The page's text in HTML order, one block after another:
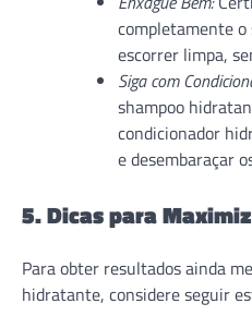
completamente o
escorrer limpa,
Siga com
shampoo
condicionador
e desembaraçar
5. Dicas para
Para obter resultados ainda
hidratante, considere seguir